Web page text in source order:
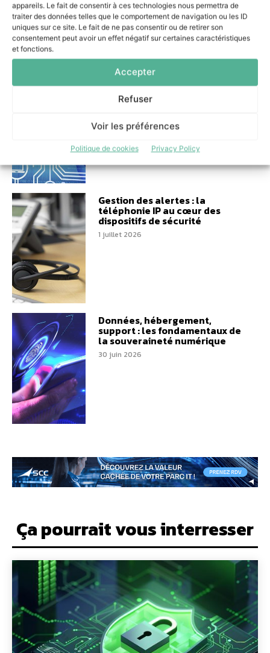
appareils. Le fait de consentir à ces technologies nous permettra de
traiter des données telles que le comportement de navigation ou les ID
uniques sur ce site. Le fait de ne pas consentir ou de retirer son
consentement peut avoir un effet négatif sur certaines caractéristiques
et fonctions.
Accepter
Refuser
Voir les préférences
Politique de cookies Privacy Policy
Comment les banques
peuvent-elles encadrer le
Shadow AI ?
Gestion des alertes : la
téléphonie IP au cœur des
dispositifs de sécurité
1 juillet 2026
Données, hébergement,
support : les fondamentaux de
la souveraineté numérique
30 juin 2026
Ça pourrait vous interresser